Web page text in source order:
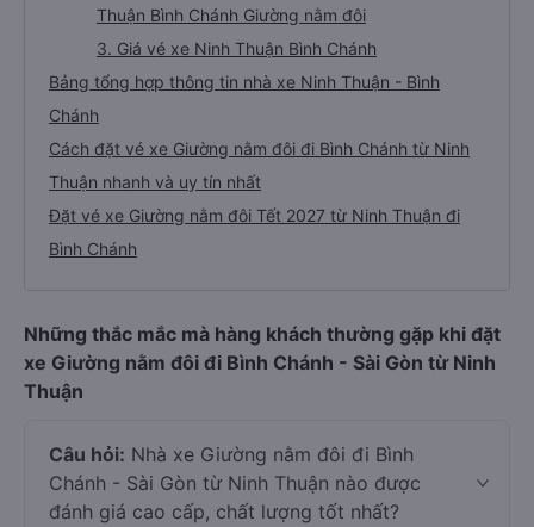
Thuận Bình Chánh Giường nằm đôi
3. Giá vé xe Ninh Thuận Bình Chánh
Bảng tổng hợp thông tin nhà xe Ninh Thuận - Bình
Chánh
Cách đặt vé xe Giường nằm đôi đi Bình Chánh từ Ninh
Thuận nhanh và uy tín nhất
Đặt vé xe Giường nằm đôi Tết 2027 từ Ninh Thuận đi
Bình Chánh
Những thắc mắc mà hàng khách thường gặp khi đặt
xe Giường nằm đôi đi Bình Chánh - Sài Gòn từ Ninh
Thuận
Câu hỏi: Nhà xe Giường nằm đôi đi Bình
Chánh - Sài Gòn từ Ninh Thuận nào được
đánh giá cao cấp, chất lượng tốt nhất?